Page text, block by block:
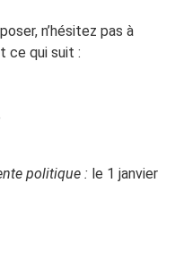
n’hésitez pas à
ce qui suit :
politique : le 1 janvier